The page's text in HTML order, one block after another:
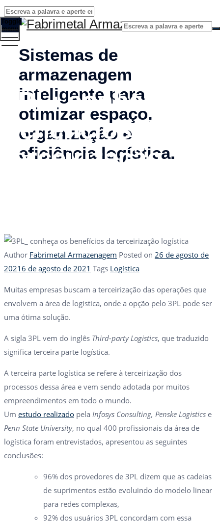
Sistemas de
armazenagem
inteligente para
otimizar espaço,
organização e
eficiência logística.
Toggle
menu
3PL: conheça os
benefícios da
terceirização
Author Fabrimetal Armazenagem Posted on 26 de agosto de
20216 de agosto de 2021 Tags Logística
Muitas empresas buscam a terceirização das operações que
envolvem a área de logística, onde a opção pelo 3PL pode ser
uma ótima solução.
A sigla 3PL vem do inglês Third-party Logistics, que traduzido
significa terceira parte logística.
A terceira parte logística se refere à terceirização dos
processos dessa área e vem sendo adotada por muitos
empreendimentos em todo o mundo.
Um estudo realizado pela Infosys Consulting, Penske Logistics e
Penn State University, no qual 400 profissionais da área de
logística foram entrevistados, apresentou as seguintes
conclusões:
96% dos provedores de 3PL dizem que as cadeias
de suprimentos estão evoluindo do modelo linear
para redes complexas,
92% dos usuários 3PL concordam com essa